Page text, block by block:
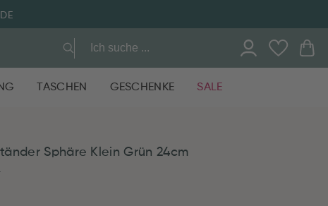
TASCHEN GESCHENKE SALE
Sphäre Klein Grün 24cm